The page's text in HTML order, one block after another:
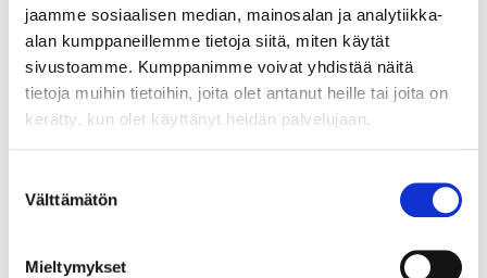
jaamme sosiaalisen median, mainosalan ja analytiikka-
alan kumppaneillemme tietoja siitä, miten käytät
sivustoamme. Kumppanimme voivat yhdistää näitä
tietoja muihin tietoihin, joita olet antanut heille tai joita on
kerätty, kun olet käyttänyt heidän palvelujaan.
valinta
Välttämätön
Mieltymykset
markkinoinnin ammattilaisen
täytyy tietää
markkinointijuridiikasta,
Kirjakulman vierailullaan tuottaja Taina
markkinoinnissa tehtävät virheet ja kuinka ne